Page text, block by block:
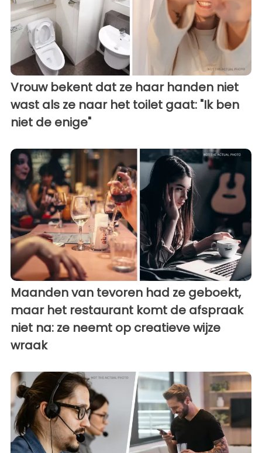
Vrouw bekent dat ze haar handen niet
wast als ze naar het toilet gaat: "Ik ben
niet de enige"
Maanden van tevoren had ze geboekt,
maar het restaurant komt de afspraak
niet na: ze neemt op creatieve wijze
wraak